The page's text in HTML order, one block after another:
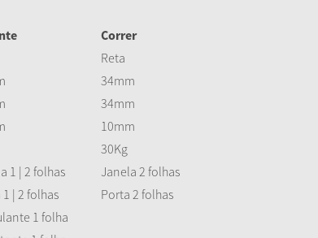
Correr
Reta
34mm
34mm
10mm
30Kg
1 | 2 folhas
| 2 folhas
1 folha
Janela 2 folhas
Porta 2 folhas